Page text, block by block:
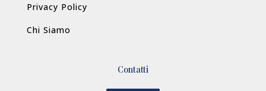
Privacy Policy
Chi Siamo
Contatti